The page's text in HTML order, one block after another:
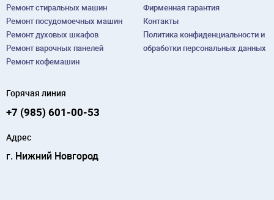
Ремонт cтиральных машин
Ремонт посудомоечных машин
Ремонт духовых шкафов
Ремонт варочных панелей
Ремонт кофемашин
Фирменная гарантия
Контакты
Политика конфиденциальности и
обработки персональных данных
Горячая линия
+7 (985) 601-00-53
Адрес
г. Нижний Новгород